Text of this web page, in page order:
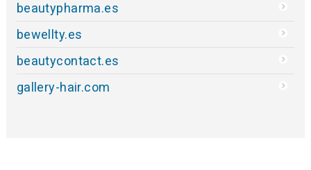
beautypharma.es
bewellty.es
beautycontact.es
gallery-hair.com